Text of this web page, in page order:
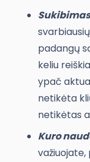
padangų
keliu
ypač
netikėta
netikėtas
Kuro
važiuojate,